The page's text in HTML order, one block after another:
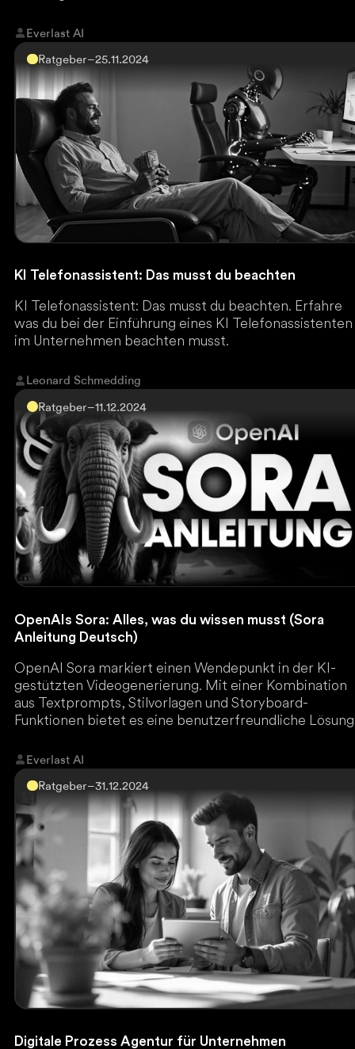
Everlast AI
Ratgeber–25.11.2024
KI Telefonassistent: Das musst du beachten
KI Telefonassistent: Das musst du beachten. Erfahre
was du bei der Einführung eines KI Telefonassistenten
im Unternehmen beachten musst.
Leonard Schmedding
Ratgeber–11.12.2024
OpenAIs Sora: Alles, was du wissen musst (Sora
Anleitung Deutsch)
OpenAI Sora markiert einen Wendepunkt in der KI-
gestützten Videogenerierung. Mit einer Kombination
aus Textprompts, Stilvorlagen und Storyboard-
Funktionen bietet es eine benutzerfreundliche Lösung
ChatGPT Plus oder Pro, wobei Everlast AI mit einem
deutschen Tutorial den optimalen Einstieg ermöglicht.
Everlast AI
Ratgeber–31.12.2024
Digitale Prozess Agentur für Unternehmen